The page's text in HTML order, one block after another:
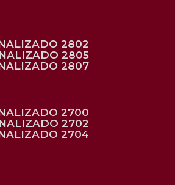
2802
2805
2807
2700
2702
2704